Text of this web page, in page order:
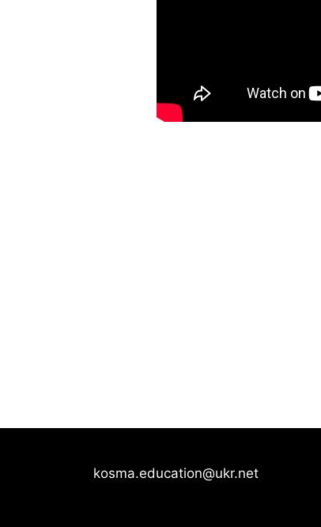
kosma.education@ukr.net